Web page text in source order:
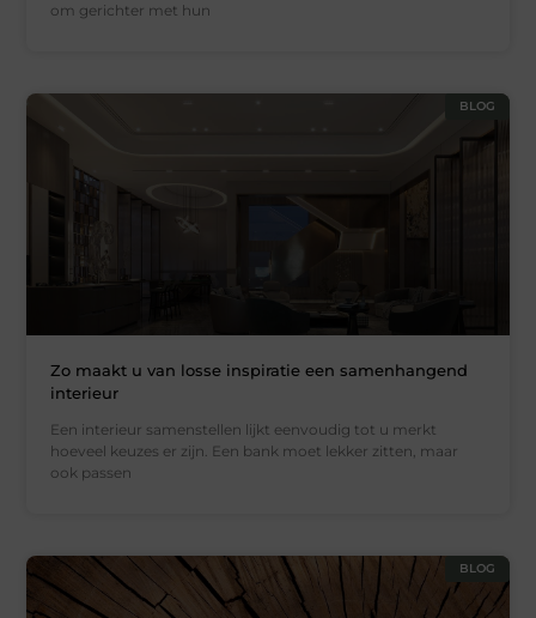
om gerichter met hun
BLOG
Zo maakt u van losse inspiratie een samenhangend
interieur
Een interieur samenstellen lijkt eenvoudig tot u merkt
hoeveel keuzes er zijn. Een bank moet lekker zitten, maar
ook passen
BLOG